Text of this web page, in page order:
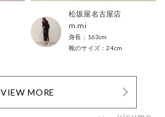
松坂屋名古屋店
m.mi
163cm
24cm
VIEW MORE